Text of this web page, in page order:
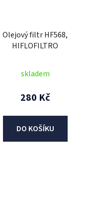
Olejový filtr HF568,
HIFLOFILTRO
skladem
280 Kč
DO KOŠÍKU